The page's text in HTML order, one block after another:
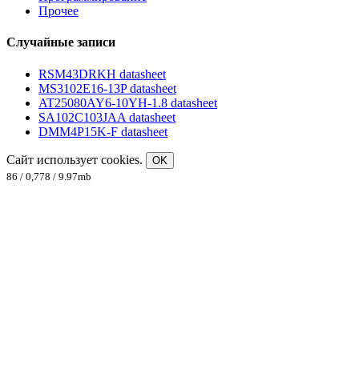
Прочее
Случайные записи
RSM43DRKH datasheet
MS3102E16-13P datasheet
AT25080AY6-10YH-1.8 datasheet
SA102C103JAA datasheet
DMM4P15K-F datasheet
Сайт использует cookies.
OK
86 / 0,778 / 9.97mb